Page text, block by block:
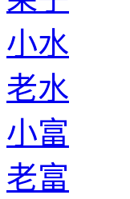
小水
老水
小富
老富